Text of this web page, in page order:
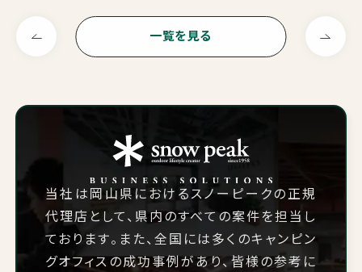
一覧を見る
当社は岡山県におけるスノーピークの正規
代理店として、県内のすべての案件を担当し
ております。また、全国には多くのキャンピン
グオフィスの成功事例があり、皆様の参考に